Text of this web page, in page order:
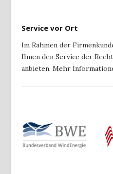
Service vor Ort
Im Rahmen der
Ihnen den Service der
anbieten. Mehr